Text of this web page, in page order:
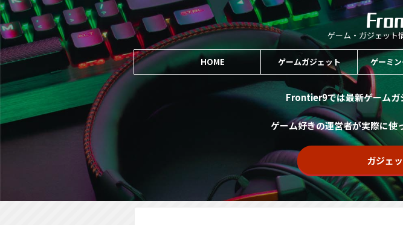
ゲーム・ガジェット
HOME ゲームガジェット ゲーミ
Frontier9では最新ゲームガ
ゲーム好きの運営者が実際に使
ガジェ